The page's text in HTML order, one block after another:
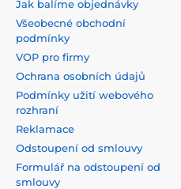
Jak balíme objednávky
Všeobecné obchodní
podmínky
VOP pro firmy
Ochrana osobních údajů
Podmínky užití webového
rozhraní
Reklamace
Odstoupení od smlouvy
Formulář na odstoupení od
smlouvy